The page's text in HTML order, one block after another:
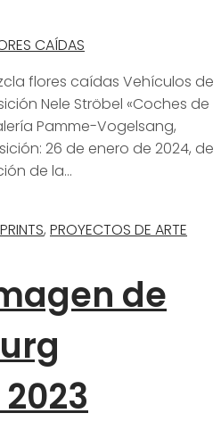
flores caídas Vehículos de
Nele Ströbel «Coches de
Pamme-Vogelsang,
26 de enero de 2024, de
de la…
, PROYECTOS DE ARTE
de